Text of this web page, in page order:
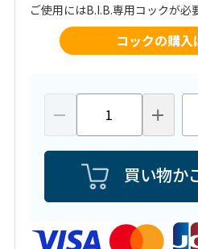
ご使用にはB.I.B.専用コックが必
コックの購入
買い物か